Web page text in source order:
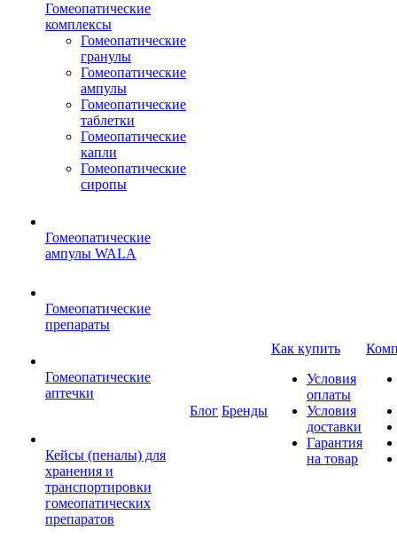
Гомеопатические
комплексы
Гомеопатические
гранулы
Гомеопатические
ампулы
Гомеопатические
таблетки
Гомеопатические
капли
Гомеопатические
сиропы
Гомеопатические
ампулы WALA
Гомеопатические
препараты
Гомеопатические
аптечки
Кейсы (пеналы) для
хранения и
транспортировки
гомеопатических
препаратов
Блог Бренды
Как купить
Условия
оплаты
Условия
доставки
Гарантия
на товар